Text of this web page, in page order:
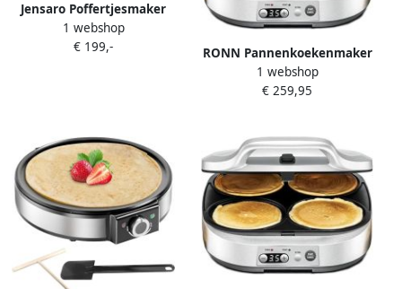
Jensaro Poffertjesmaker
Mini Pannenkoekenmaker
Wafelmaker 50 stks RVS
1 webshop
€ 199,-
RONN Pannenkoekenmaker
Pancake maker Pannenkoek
Zilver ‎32cmx 37cm x 13 cm
1 webshop
€ 259,95